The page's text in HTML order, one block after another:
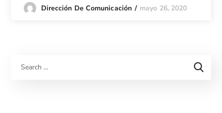
Dirección De Comunicación mayo 26, 2020